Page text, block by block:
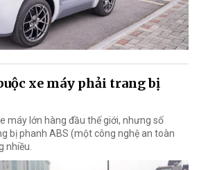
xe máy phải trang bị
máy lớn hàng đầu thế giới, nhưng số
bị phanh ABS (một công nghệ an toàn
nhiều.